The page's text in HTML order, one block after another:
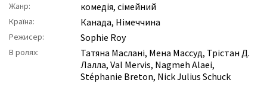
Жанр: комедія, сімейний
Країна: Канада, Німеччина
Режисер: Sophie Roy
В ролях: Татяна Маслані, Мена Массуд, Трістан Д.
Лалла, Val Mervis, Nagmeh Alaei,
Stéphanie Breton, Nick Julius Schuck